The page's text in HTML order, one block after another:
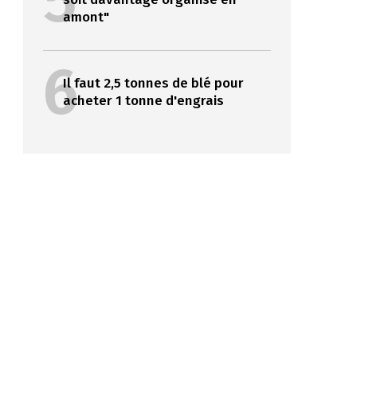
amont"
6Il faut 2,5 tonnes de blé pour
acheter 1 tonne d'engrais